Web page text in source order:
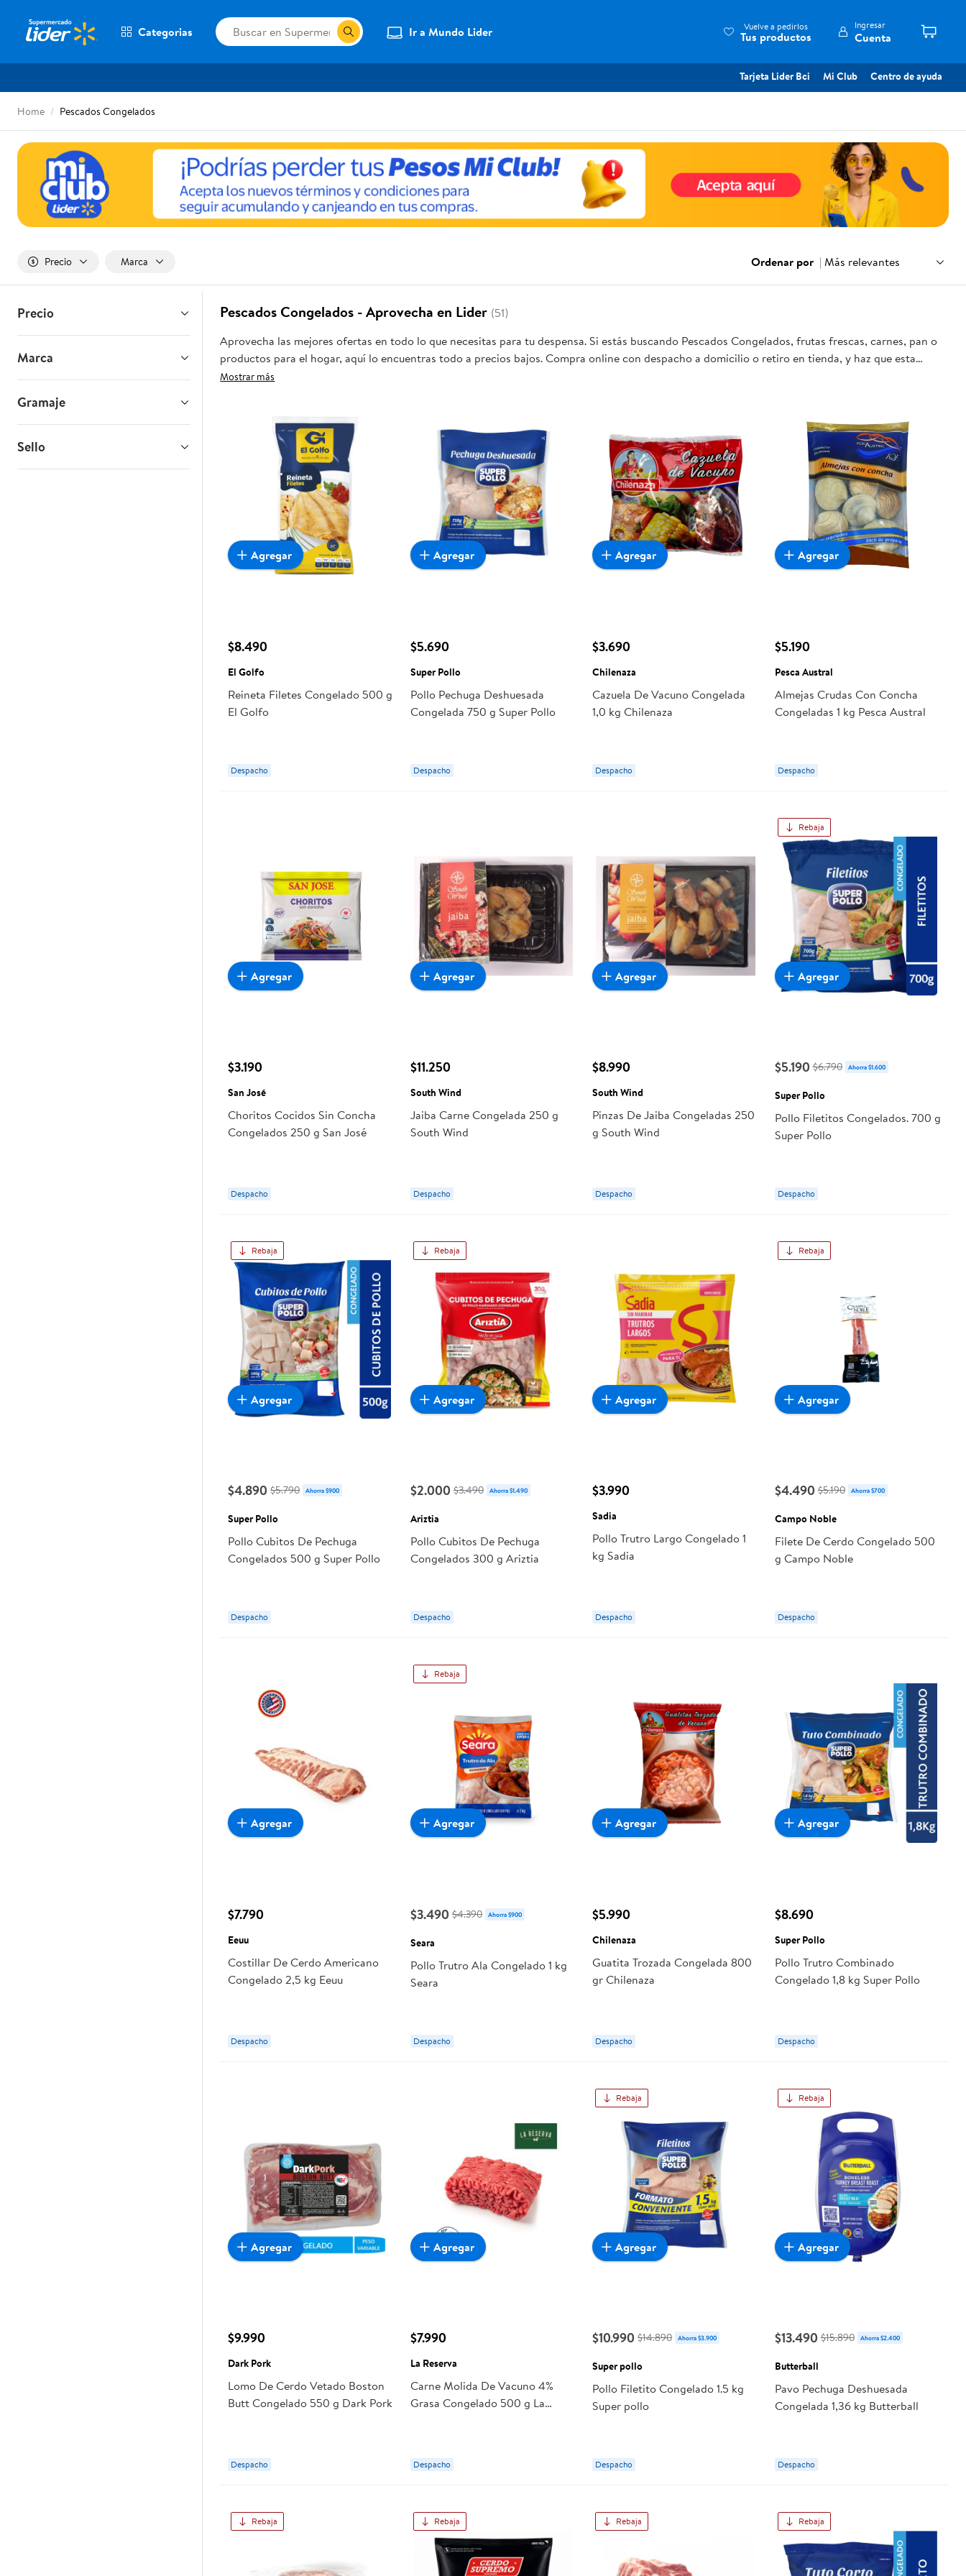
Categorias Ir a Mundo Lider Vuelve a pedirlos
Tus productos
Ingresar
Cuenta
Tarjeta Lider Bci Mi Club Centro de ayuda
Home Pescados Congelados
Precio Marca Ordenar por | Más relevantes
Precio
Marca
Gramaje
Sello
Pescados Congelados - Aprovecha en Lider (51)
Aprovecha las mejores ofertas en todo lo que necesitas para tu despensa. Si estás buscando Pescados Congelados, frutas frescas, carnes, pan o
productos para el hogar, aquí lo encuentras todo a precios bajos. Compra online con despacho a domicilio o retiro en tienda, y haz que esta
oportunidad sea realmente conveniente para ti y tu familia.
Mostrar más
$8.490
El Golfo
Reineta Filetes Congelado 500 g
El Golfo
Despacho
Agregar
$5.690
Super Pollo
Pollo Pechuga Deshuesada
Congelada 750 g Super Pollo
Despacho
Agregar
$3.690
Chilenaza
Cazuela De Vacuno Congelada
1,0 kg Chilenaza
Despacho
Agregar
$5.190
Pesca Austral
Almejas Crudas Con Concha
Congeladas 1 kg Pesca Austral
Despacho
Agregar
$3.190
San José
Choritos Cocidos Sin Concha
Congelados 250 g San José
Despacho
Agregar
$11.250
South Wind
Jaiba Carne Congelada 250 g
South Wind
Despacho
Agregar
$8.990
South Wind
Pinzas De Jaiba Congeladas 250
g South Wind
Despacho
Agregar
Rebaja
$5.190 $6.790 Ahorra $1.600
Super Pollo
Pollo Filetitos Congelados. 700 g
Super Pollo
Despacho
Agregar
Rebaja
$4.890 $5.790 Ahorra $900
Super Pollo
Pollo Cubitos De Pechuga
Congelados 500 g Super Pollo
Despacho
Agregar
Rebaja
$2.000 $3.490 Ahorra $1.490
Ariztia
Pollo Cubitos De Pechuga
Congelados 300 g Ariztia
Despacho
Agregar
$3.990
Sadia
Pollo Trutro Largo Congelado 1
kg Sadia
Despacho
Agregar
Rebaja
$4.490 $5.190 Ahorra $700
Campo Noble
Filete De Cerdo Congelado 500
g Campo Noble
Despacho
Agregar
$7.790
Eeuu
Costillar De Cerdo Americano
Congelado 2,5 kg Eeuu
Despacho
Agregar
Rebaja
$3.490 $4.390 Ahorra $900
Seara
Pollo Trutro Ala Congelado 1 kg
Seara
Despacho
Agregar
$5.990
Chilenaza
Guatita Trozada Congelada 800
gr Chilenaza
Despacho
Agregar
$8.690
Super Pollo
Pollo Trutro Combinado
Congelado 1,8 kg Super Pollo
Despacho
Agregar
$9.990
Dark Pork
Lomo De Cerdo Vetado Boston
Butt Congelado 550 g Dark Pork
Despacho
Agregar
$7.990
La Reserva
Carne Molida De Vacuno 4%
Grasa Congelado 500 g La
Despacho
Agregar
Rebaja
$10.990 $14.890 Ahorra $3.900
Super pollo
Pollo Filetito Congelado 1.5 kg
Super pollo
Despacho
Agregar
Rebaja
$13.490 $15.890 Ahorra $2.400
Butterball
Pavo Pechuga Deshuesada
Congelada 1,36 kg Butterball
Despacho
Agregar
Rebaja Rebaja Rebaja Rebaja